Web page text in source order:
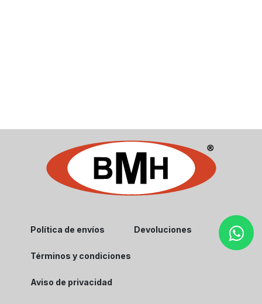
Política de envíos Devoluciones
Términos y condiciones
Aviso de privacidad